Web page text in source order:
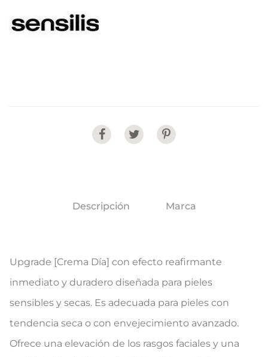
Share
Descripción Marca
Upgrade [Crema Día] con efecto reafirmante
inmediato y duradero diseñada para pieles
sensibles y secas. Es adecuada para pieles con
tendencia seca o con envejecimiento avanzado.
Ofrece una elevación de los rasgos faciales y una